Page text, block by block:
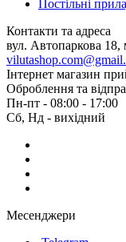
Постільні
Контакти та адреса
вул. Автопаркова 18,
Інтернет магазин
Оброблення та
Пн-пт - 08:00 - 17:00
Сб, Нд - вихідний
Месенджери